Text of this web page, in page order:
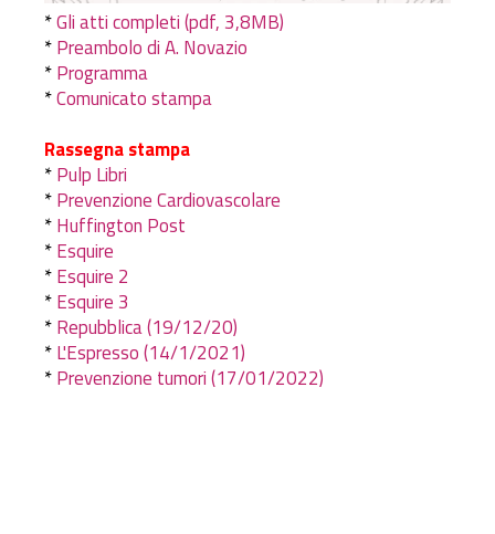
*Gli atti completi (pdf, 3,8MB)
*Preambolo di A. Novazio
*Programma
*Comunicato stampa
Rassegna stampa
*Pulp Libri
*Prevenzione Cardiovascolare
*Huffington Post
*Esquire
*Esquire 2
*Esquire 3
*Repubblica (19/12/20)
*L'Espresso (14/1/2021)
*Prevenzione tumori (17/01/2022)